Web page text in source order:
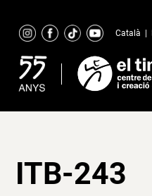
content
Català
ITB-243